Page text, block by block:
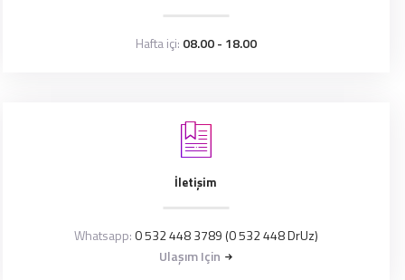
Hafta içi: 08.00 - 18.00
İletişim
Whatsapp: 0 532 448 3789 (0 532 448 DrUz)
Ulaşım Için